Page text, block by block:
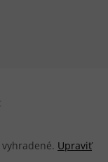
vyhradené. Upraviť